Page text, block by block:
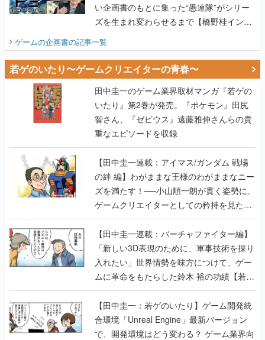
い企画書のもとに集った“愚連隊”がシリー
ズを生まれ変わらせるまで【橋野桂インタ
ゲームの企画書の記事一覧
若ゲのいたり〜ゲームクリエイターの青春〜
田中圭一のゲーム業界取材マンガ『若ゲの
いたり』第2巻が発売。『ポケモン』田尻
智さん、『ゼビウス』遠藤雅伸さんらの貴
重なエピソードを収録
【田中圭一連載：アイマス/ガンダム 戦場
の絆 編】わがままな王様のわがままなニー
ズを満たす！──小山順一朗が貫く姿勢に、
ゲームクリエイターとしての矜持を見た
【若ゲのいたり最終回】
【田中圭一連載：バーチャファイター編】
「新しい3D表現のために、軍事技術を採り
入れたい」世界情勢を味方につけて、ゲー
ムに革命をもたらした鈴木 裕の功績【若ゲ
のいたり】
【田中圭一：若ゲのいたり】ゲーム開発統
合環境「Unreal Engine」最新バージョン
で、開発環境はどう変わる？ ゲーム業界向